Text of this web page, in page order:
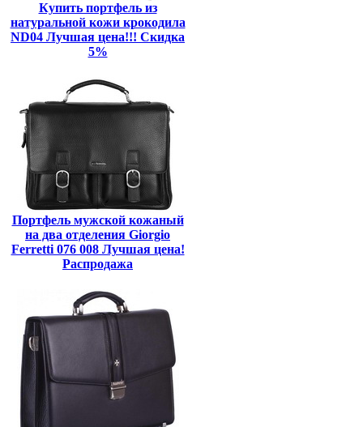
Купить портфель из
натуральной кожи крокодила
ND04 Лучшая цена!!! Скидка
5%
Портфель мужской кожаный
на два отделения Giorgio
Ferretti 076 008 Лучшая цена!
Распродажа